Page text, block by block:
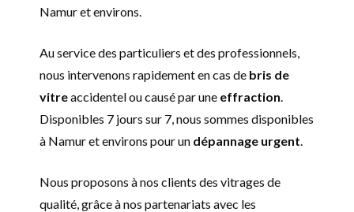
Namur et environs.
Au service des particuliers et des professionnels,
nous intervenons rapidement en cas de bris de
vitreaccidentel ou causé par une effraction.
Disponibles 7 jours sur 7, nous sommes disponibles
à Namur et environs pour un dépannage urgent.
Nous proposons à nos clients des vitrages de
qualité, grâce à nos partenariats avec les